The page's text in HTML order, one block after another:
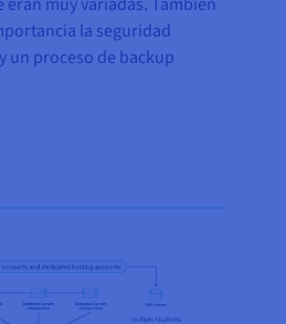
muy variadas. También
la seguridad
un proceso de backup